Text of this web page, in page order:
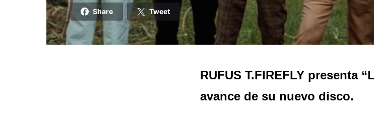
Share Tweet
RUFUS T.FIREFLY presenta
avance de su nuevo disco.